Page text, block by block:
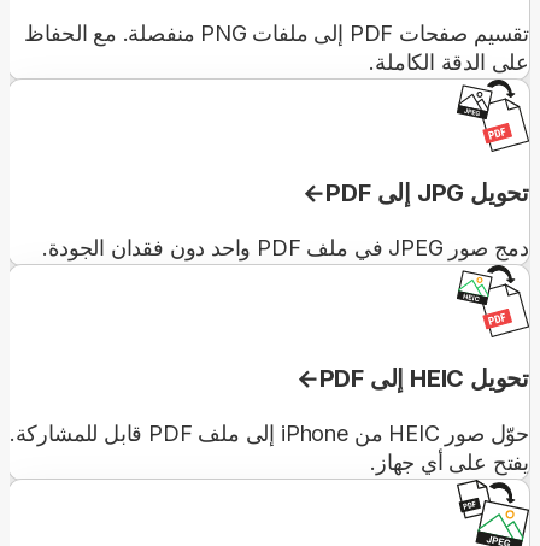
تقسيم صفحات PDF إلى ملفات PNG منفصلة. مع الحفاظ
على الدقة الكاملة.
تحويل JPG إلى PDF
دمج صور JPEG في ملف PDF واحد دون فقدان الجودة.
تحويل HEIC إلى PDF
حوّل صور HEIC من iPhone إلى ملف PDF قابل للمشاركة.
يفتح على أي جهاز.